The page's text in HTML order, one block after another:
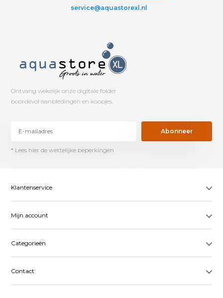
service@aquastorexl.nl
Ontvang wekelijk onze digitale folder
boordevol aanbiedingen en koopjes.
Abonneer
* Lees hier de wettelijke beperkingen
Klantenservice
Mijn account
Categorieën
Contact